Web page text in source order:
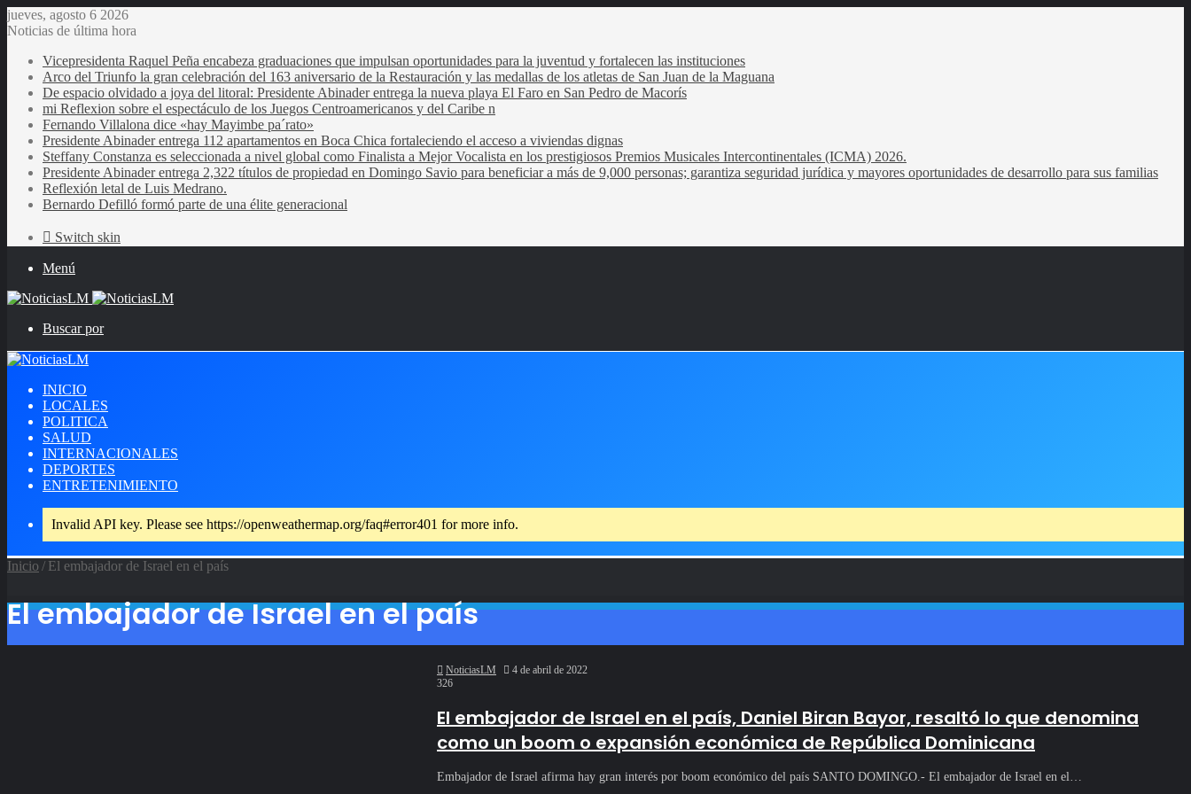
jueves, agosto 6 2026
Noticias de última hora
Vicepresidenta Raquel Peña encabeza graduaciones que impulsan oportunidades para la juventud y fortalecen las instituciones
Arco del Triunfo la gran celebración del 163 aniversario de la Restauración y las medallas de los atletas de San Juan de la Maguana
De espacio olvidado a joya del litoral: Presidente Abinader entrega la nueva playa El Faro en San Pedro de Macorís
mi Reflexion sobre el espectáculo de los Juegos Centroamericanos y del Caribe n
Fernando Villalona dice «hay Mayimbe pa´rato»
Presidente Abinader entrega 112 apartamentos en Boca Chica fortaleciendo el acceso a viviendas dignas
Steffany Constanza es seleccionada a nivel global como Finalista a Mejor Vocalista en los prestigiosos Premios Musicales Intercontinentales (ICMA) 2026.
Presidente Abinader entrega 2,322 títulos de propiedad en Domingo Savio para beneficiar a más de 9,000 personas; garantiza seguridad jurídica y mayores oportunidades de desarrollo para sus familias
Reflexión letal de Luis Medrano.
Bernardo Defilló formó parte de una élite generacional
Switch skin
Menú
Buscar por
INICIO
LOCALES
POLITICA
SALUD
INTERNACIONALES
DEPORTES
ENTRETENIMIENTO
Invalid API key. Please see https://openweathermap.org/faq#error401 for more info.
Inicio / El embajador de Israel en el país
El embajador de Israel en el país
NoticiasLM
4 de abril de 2022
326
El embajador de Israel en el país, Daniel Biran Bayor, resaltó lo que denomina
como un boom o expansión económica de República Dominicana
Embajador de Israel afirma hay gran interés por boom económico del país SANTO DOMINGO.- El embajador de Israel en el…